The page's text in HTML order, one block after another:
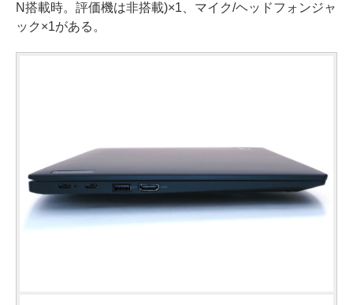
N搭載時。評価機は非搭載)×1、マイク/ヘッドフォンジャ
ック×1がある。